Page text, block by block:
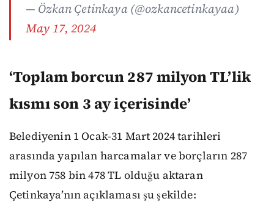
— Özkan Çetinkaya (@ozkancetinkayaa)
May 17, 2024
‘Toplam borcun 287 milyon TL’lik
kısmı son 3 ay içerisinde’
Belediyenin 1 Ocak-31 Mart 2024 tarihleri
arasında yapılan harcamalar ve borçların 287
milyon 758 bin 478 TL olduğu aktaran
Çetinkaya’nın açıklaması şu şekilde: